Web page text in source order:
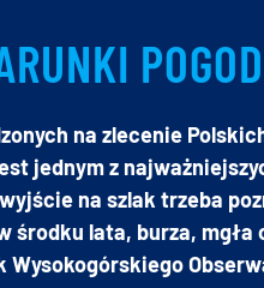
na zlecenie
jednym z
na szlak trzeba
środku lata, burza,